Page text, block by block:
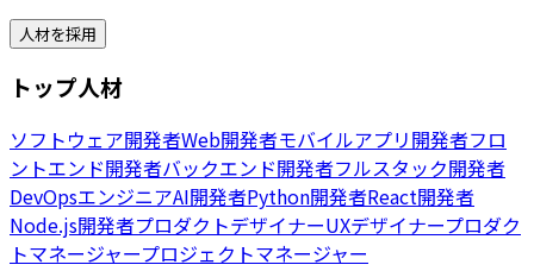
人材を採用
トップ人材
ソフトウェア開発者Web開発者モバイルアプリ開発者フロ
ントエンド開発者バックエンド開発者フルスタック開発者
DevOpsエンジニアAI開発者Python開発者React開発者
Node.js開発者プロダクトデザイナーUXデザイナープロダク
トマネージャープロジェクトマネージャー